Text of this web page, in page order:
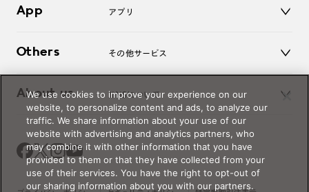
よくあるご質問
お問い合わせ
App アプリ
Others その他サービス
レンズ交換
オンラインギフト
価格案内
About us JINSについて
Magnify Life
会社概要
採用情報
法人のお客様
出店について
We use cookies to improve your experience on our
website, to personalize content and ads, to analyze our
traffic. We share information about your use of our
website with advertising and analytics partners, who
may combine it with other information that you have
provided to them or that they have collected from your
use of their services. You have the right to opt-out of
our sharing information about you with our partners.